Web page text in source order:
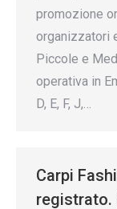
promozione
organizzatori
Piccole e
operativa in
D, E, F, J,…
Carpi
registrato.